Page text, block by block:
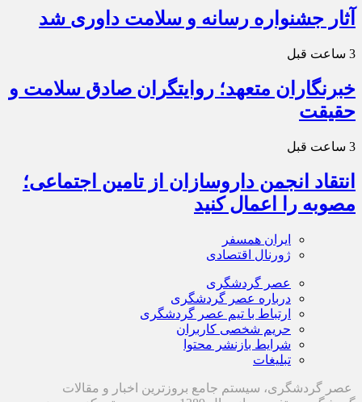
آثار جشنواره رسانه و سلامت داوری شد
3 ساعت قبل
خبرنگاران متعهد؛ روایتگران صادق سلامت و
حقیقت
3 ساعت قبل
انتقاد انجمن داروسازان از تامین اجتماعی؛
مصوبه را اعمال کنید
ایران همسفر
ژورنال اقتصادی
عصر گردشگری
درباره عصر گردشگری
ارتباط با تیم عصر گردشگری
حریم شخصی کاربران
شرایط بازنشر محتوا
تبلیغات
عصر گردشگری، سیستم جامع بروزترین اخبار و مقالات